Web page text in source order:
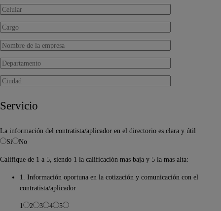
Servicio
La información del contratista/aplicador en el directorio es clara y útil
Si
No
Califique de 1 a 5, siendo 1 la calificación mas baja y 5 la mas alta:
1. Información oportuna en la cotización y comunicación con el
contratista/aplicador
1 2 3 4 5